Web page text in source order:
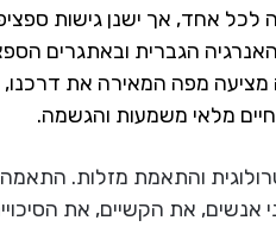
לכל אחד, אך ישנן גישות
הגברית ובאתגרים
מפה המאירה את דרכנו,
מלאי משמעות והגשמה.
והתאמת מזלות. התאמה
את הקשיים, את